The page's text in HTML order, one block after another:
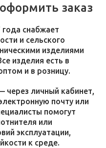
заказ
года снабжает
и сельского
изделиями
изделия есть в
и в розницу.
через личный кабинет,
почту или
помогут
или
эксплуатации,
к среде.